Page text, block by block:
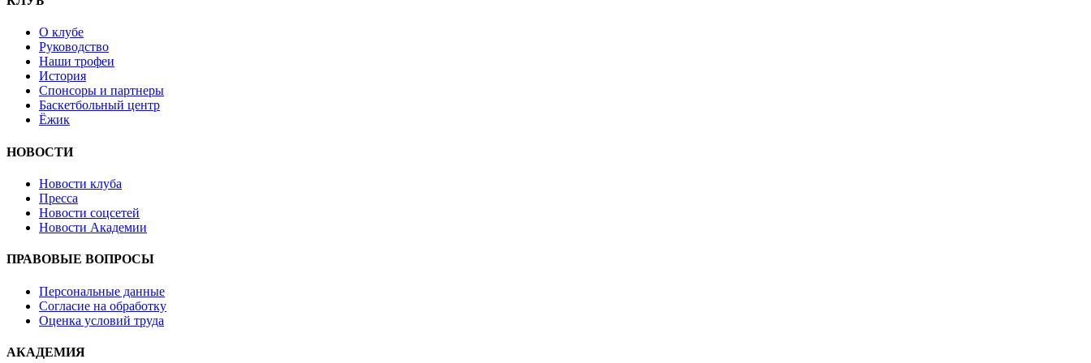
О клубе
Руководство
Наши трофеи
История
Спонсоры и партнеры
Баскетбольный центр
Ёжик
НОВОСТИ
Новости клуба
Пресса
Новости соцсетей
Новости Академии
ПРАВОВЫЕ ВОПРОСЫ
Персональные данные
Согласие на обработку
Оценка условий труда
АКАДЕМИЯ